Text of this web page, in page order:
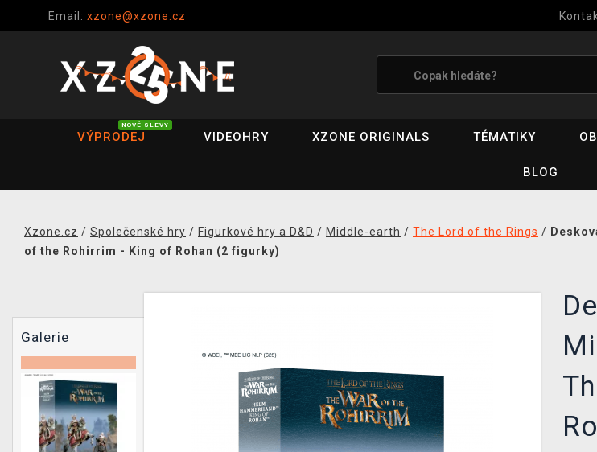
Email: xzone@xzone.cz
VÝPRODEJ
NOVÉ SLEVY
VIDEOHRY XZONE ORIGINALS TÉMATIKY
BLOG
Xzone.cz / Společenské hry / Figurkové hry a D&D / Middle-earth / The Lord of the Rings /
of the Rohirrim - King of Rohan (2 figurky)
Galerie